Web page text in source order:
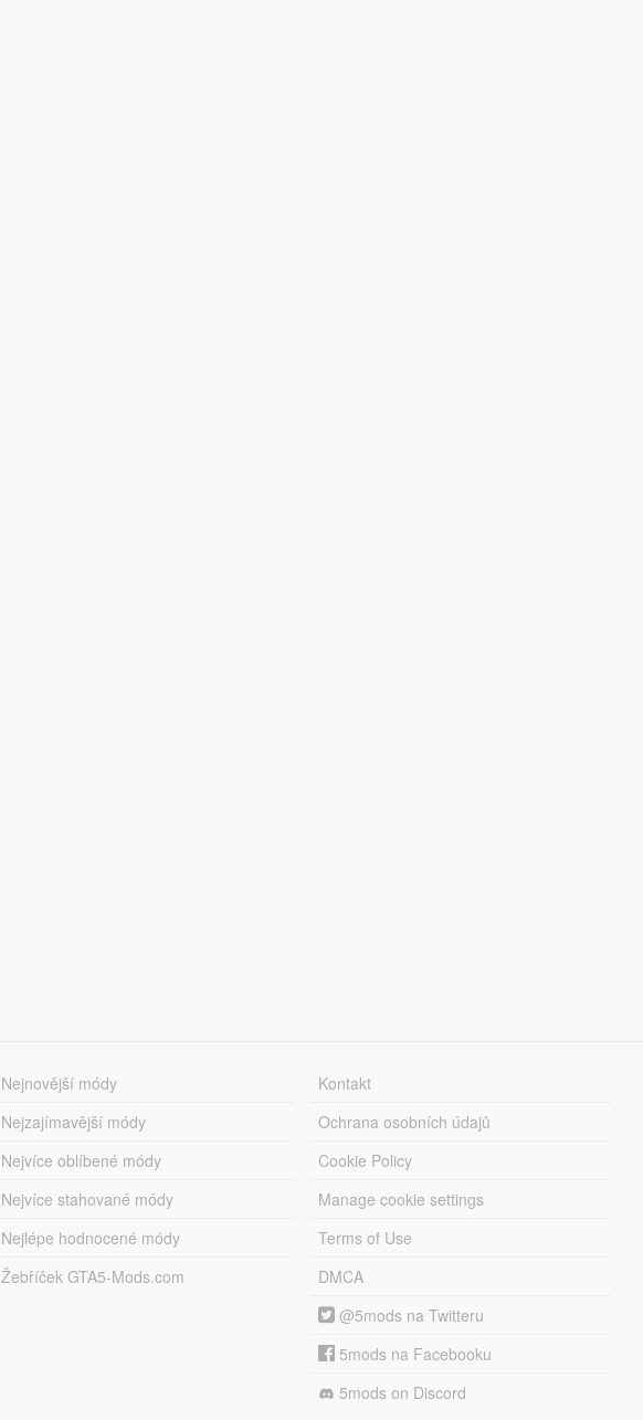
Nejnovější módy
Nejzajímavější módy
Nejvíce oblíbené módy
Nejvíce stahované módy
Nejlépe hodnocené módy
Žebříček GTA5-Mods.com
Kontakt
Ochrana osobních údajů
Cookie Policy
Manage cookie settings
Terms of Use
DMCA
@5mods na Twitteru
5mods na Facebooku
5mods on Discord